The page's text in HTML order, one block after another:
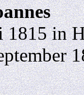
1815 in